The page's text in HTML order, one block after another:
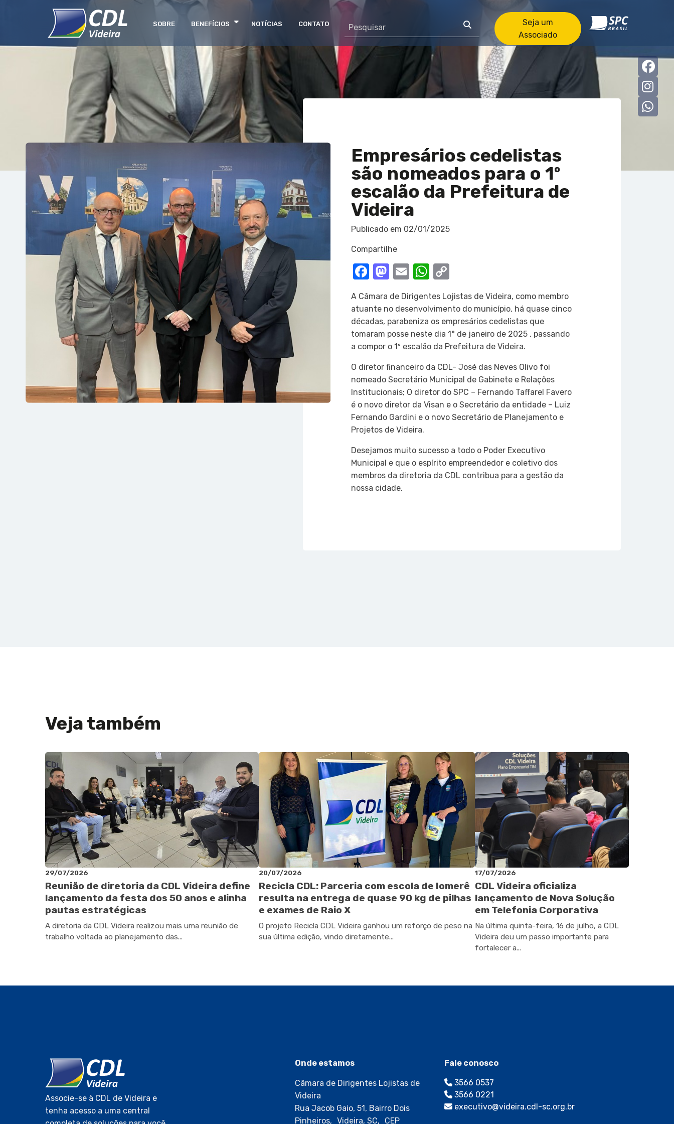
SOBRE BENEFÍCIOS NOTÍCIAS CONTATO
Seja um
Associado
Empresários cedelistas
são nomeados para o 1º
escalão da Prefeitura de
Videira
Publicado em 02/01/2025
Compartilhe
Facebook
Mastodon
EmailWhatsApp
Copy
A Câmara de Dirigentes Lojistas de Videira, como membro
atuante no desenvolvimento do município, há quase cinco
décadas, parabeniza os empresários cedelistas que
tomaram posse neste dia 1° de janeiro de 2025 , passando
a compor o 1º escalão da Prefeitura de Videira.
O diretor financeiro da CDL- José das Neves Olivo foi
nomeado Secretário Municipal de Gabinete e Relações
Institucionais; O diretor do SPC – Fernando Taffarel Favero
é o novo diretor da Visan e o Secretário da entidade – Luiz
Fernando Gardini e o novo Secretário de Planejamento e
Projetos de Videira.
Desejamos muito sucesso a todo o Poder Executivo
Municipal e que o espírito empreendedor e coletivo dos
membros da diretoria da CDL contribua para a gestão da
nossa cidade.
Veja também
29/07/2026
Reunião de diretoria da CDL Videira define
lançamento da festa dos 50 anos e alinha
pautas estratégicas
A diretoria da CDL Videira realizou mais uma reunião de
trabalho voltada ao planejamento das...
20/07/2026
Recicla CDL: Parceria com escola de Iomerê
resulta na entrega de quase 90 kg de pilhas
e exames de Raio X
O projeto Recicla CDL Videira ganhou um reforço de peso na
sua última edição, vindo diretamente...
17/07/2026
CDL Videira oficializa
lançamento de Nova Solução
em Telefonia Corporativa
Na última quinta-feira, 16 de julho, a CDL
Videira deu um passo importante para
fortalecer a...
Associe-se à CDL de Videira e
tenha acesso a uma central
Onde estamos
Câmara de Dirigentes Lojistas de
Videira
Rua Jacob Gaio, 51, Bairro Dois
Pinheiros, Videira, SC, CEP
Fale conosco
3566 0537
3566 0221
executivo@videira.cdl-sc.org.br